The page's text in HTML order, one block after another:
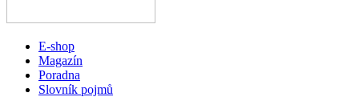
E-shop
Magazín
Poradna
Slovník pojmů